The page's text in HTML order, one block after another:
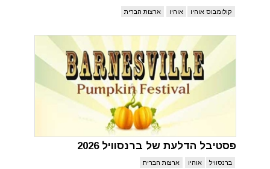
קולומבוס אוהיו אוהיו ארצות הברית
פסטיבל הדלעת של ברנסוויל 2026
ברנסוויל אוהיו ארצות הברית